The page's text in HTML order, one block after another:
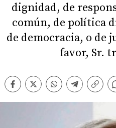
dignidad, de
común, de política
de democracia, o de
favor, Sr.
Facebook
TwitterWhatsappTelegram
Comentarios